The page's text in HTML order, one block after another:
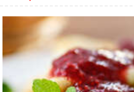
+7